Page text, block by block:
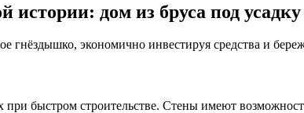
дом из бруса под
гнёздышко, экономично инвестируя средства и
быстром строительстве. Стены имеют